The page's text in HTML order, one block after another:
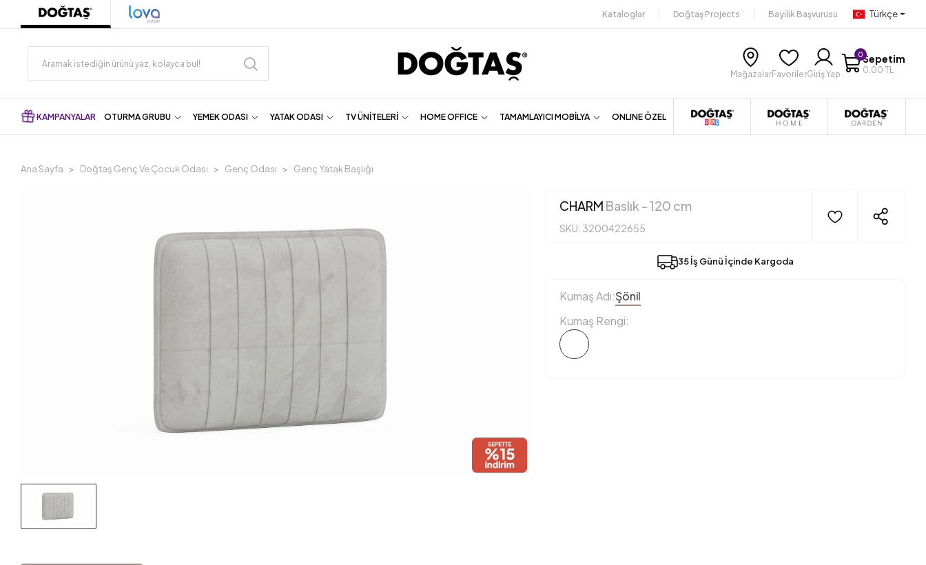
Kataloglar Doğtaş Projects Bayilik Başvurusu Türkçe
MağazalarFavorilerGiriş Yap
0Sepetim
0,00 TL
KAMPANYALAR OTURMA GRUBU YEMEK ODASI YATAK ODASI TV ÜNİTELERİ HOME OFFICE TAMAMLAYICI MOBİLYA ONLINE ÖZEL
Ana Sayfa Doğtaş Genç Ve Çocuk Odası Genç Odası Genç Yatak Başlığı
CHARM Baslık - 120 cm
SKU: 3200422655
35 İş Günü İçinde Kargoda
Kumaş Adı:Şönil
Kumaş Rengi: